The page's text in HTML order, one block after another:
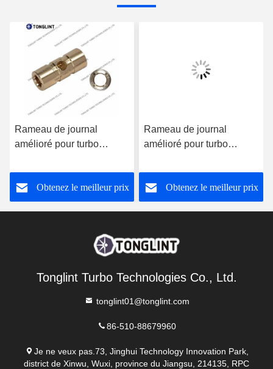
Rameau de journal
amélioré pour turbo
d'huile
Obtenez le meilleur prix
Rameau de journal
amélioré pour turbo
d'huile
Obtenez le meilleur prix
Tonglint Turbo Technologies Co., Ltd.
tonglint01@tonglint.com
86-510-88679960
Je ne veux pas.73, Jinghui Technology Innovation Park,
district de Xinwu, Wuxi, province du Jiangsu, 214135, RPC